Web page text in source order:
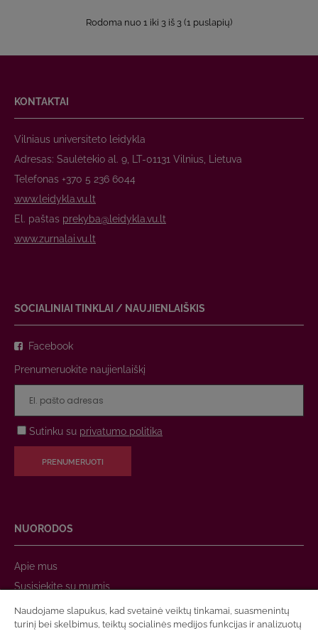
Rodoma nuo 1 iki 3 iš 3 (1 puslapių)
KONTAKTAI
Vilniaus universiteto leidykla
Adresas: Saulėtekio al. 9, LT-01131 Vilnius, Lietuva
Telefonas +370 5 236 6044
www.leidykla.vu.lt
El. paštas prekyba@leidykla.vu.lt
www.zurnalai.vu.lt
SOCIALINIAI TINKLAI / NAUJIENLAIŠKIS
Facebook
Prenumeruokite naujienlaiškį
Sutinku su privatumo politika
PRENUMERUOTI
NUORODOS
Apie mus
Susisiekite su mumis
Apmokėjimas
Prekių pristatymas
Naudojame slapukus, kad svetainė veiktų tinkamai, suasmenintų
turinį bei skelbimus, teiktų socialinės medijos funkcijas ir analizuotų